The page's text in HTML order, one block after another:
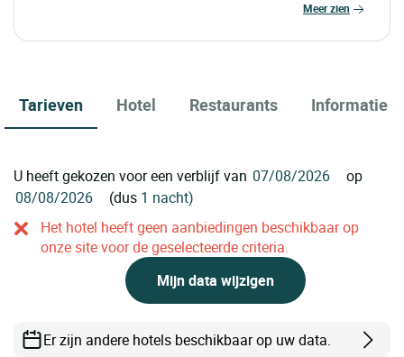
meer zien
Tarieven Hotel Restaurants Informatie
U heeft gekozen voor een verblijf van
op
(dus 1 nacht)
Het hotel heeft geen aanbiedingen beschikbaar op
onze site voor de geselecteerde criteria.
Mijn data wijzigen
Er zijn andere hotels beschikbaar op uw data.